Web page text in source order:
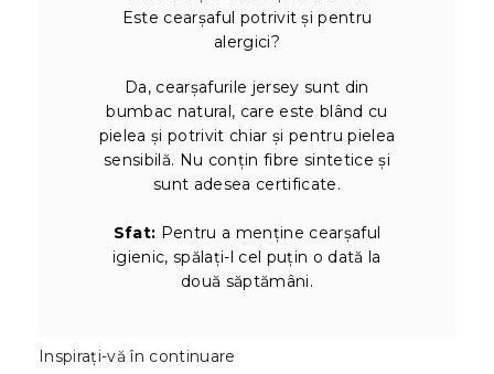
Este cearșaful potrivit și pentru
alergici?
Da, cearșafurile jersey sunt din
bumbac natural, care este blând cu
pielea și potrivit chiar și pentru pielea
sensibilă. Nu conțin fibre sintetice și
sunt adesea certificate.
Sfat: Pentru a menține cearșaful
igienic, spălați-l cel puțin o dată la
două săptămâni.
Inspirați-vă în continuare